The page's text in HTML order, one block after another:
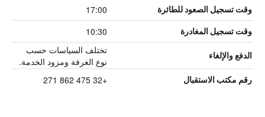
وقت تسجيل الصعود للطائرة 17:00
وقت تسجيل المغادرة 10:30
الدفع والإلغاء
تختلف السياسات حسب
نوع الغرفة ومزود الخدمة.
رقم مكتب الاستقبال +32 475 862 271